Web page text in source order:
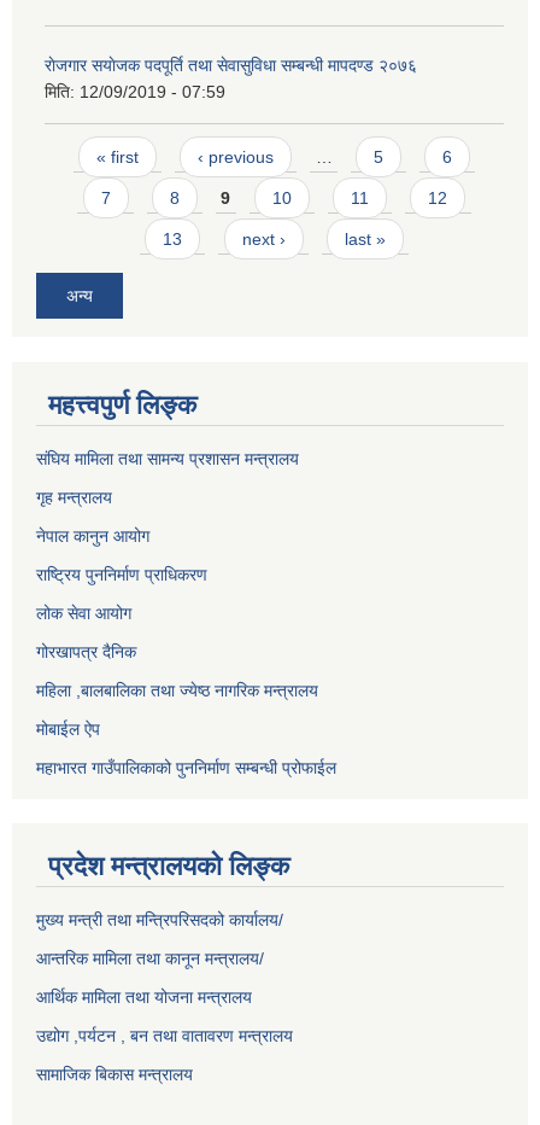
राेजगार स‌याेजक पदपूर्ति तथा सेवासुविधा सम्बन्धी मापदण्ड २०७६
मिति: 12/09/2019 - 07:59
Pages
« first ‹ previous 5 6
7 8 9 10 11 12
13 next › last »
अन्य
महत्त्वपुर्ण लिङ्क
संघिय मामिला तथा सामन्य प्रशासन मन्त्रालय
गृह मन्त्रालय
नेपाल कानुन आयोग
राष्ट्रिय पुननिर्माण प्राधिकरण
लोक सेवा आयोग
गोरखापत्र दैनिक
महिला ,बालबालिका तथा ज्येष्ठ नागरिक मन्त्रालय
मोबाईल ऐप
महाभारत गाउँपालिकाको पुननिर्माण सम्बन्धी प्रोफाईल
प्रदेश मन्त्रालयको लिङ्क
मुख्य मन्त्री तथा मन्त्रिपरिसदको कार्यालय/
आन्तरिक मामिला तथा कानून मन्त्रालय/
आर्थिक मामिला तथा योजना मन्त्रालय
उद्योग ,पर्यटन , बन तथा वातावरण मन्त्रालय
सामाजिक बिकास मन्त्रालय